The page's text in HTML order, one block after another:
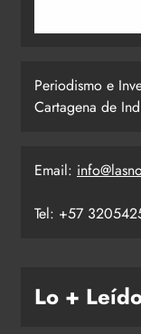
Periodismo e
Cartagena de
Email:
Tel: +57
Lo +